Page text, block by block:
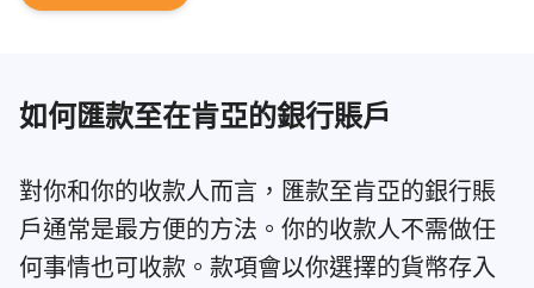
如何匯款至在肯亞的銀行賬戶
對你和你的收款人而言，匯款至肯亞的銀行賬
戶通常是最方便的方法。你的收款人不需做任
何事情也可收款。款項會以你選擇的貨幣存入